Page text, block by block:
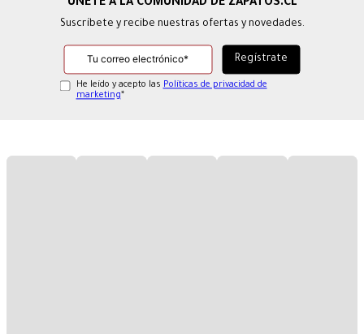
Suscríbete y recibe nuestras ofertas y novedades.
He leído y acepto las Políticas de privacidad de
marketing*